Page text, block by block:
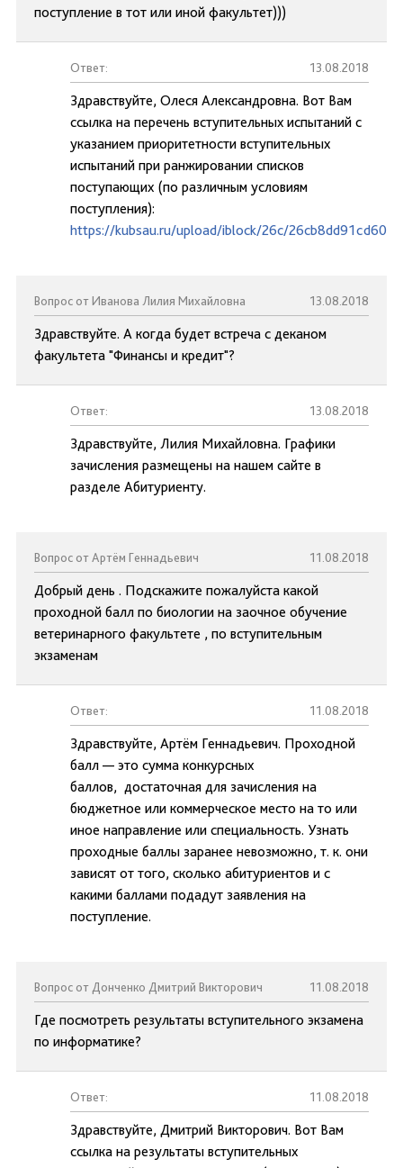
поступление в тот или иной факультет)))
Ответ: 13.08.2018
Здравствуйте, Олеся Александровна. Вот Вам
ссылка на перечень вступительных испытаний с
указанием приоритетности вступительных
испытаний при ранжировании списков
поступающих (по различным условиям
поступления):
https://kubsau.ru/upload/iblock/26c/
Вопрос от Иванова Лилия Михайловна 13.08.2018
Здравствуйте. А когда будет встреча с деканом
факультета "Финансы и кредит"?
Ответ: 13.08.2018
Здравствуйте, Лилия Михайловна. Графики
зачисления размещены на нашем сайте в
разделе Абитуриенту.
Вопрос от Артём Геннадьевич 11.08.2018
Добрый день . Подскажите пожалуйста какой
проходной балл по биологии на заочное обучение
ветеринарного факультете , по вступительным
экзаменам
Ответ: 11.08.2018
Здравствуйте, Артём Геннадьевич. Проходной
балл — это сумма конкурсных
баллов, достаточная для зачисления на
бюджетное или коммерческое место на то или
иное направление или специальность. Узнать
проходные баллы заранее невозможно, т. к. они
зависят от того, сколько абитуриентов и с
какими баллами подадут заявления на
поступление.
Вопрос от Донченко Дмитрий Викторович 11.08.2018
Где посмотреть результаты вступительного экзамена
по информатике?
Ответ: 11.08.2018
Здравствуйте, Дмитрий Викторович. Вот Вам
ссылка на результаты вступительных